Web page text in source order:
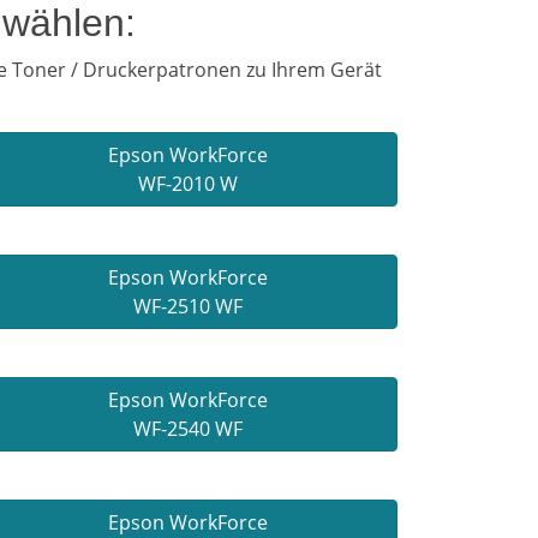
Toner / Druckerpatronen zu Ihrem Gerät
Epson WorkForce
WF-2010 W
Epson WorkForce
WF-2510 WF
Epson WorkForce
WF-2540 WF
Epson WorkForce